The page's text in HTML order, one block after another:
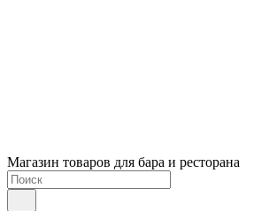
Магазин товаров для бара и ресторана